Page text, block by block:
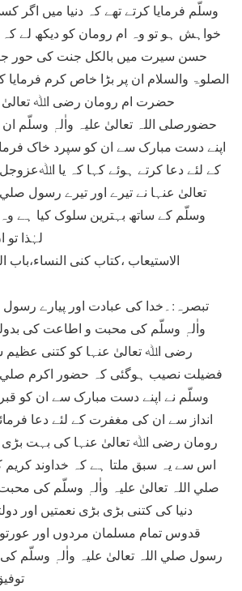
وسلّم فرمایا کرتے تھے کہ دنیا میں اگر
خواہش ہو تو وہ ام رومان کو دیکھ لے
حسن سیرت میں بالکل جنت کی حور
حضرت ام رومان رضی اﷲ تعالیٰ
حضورصلی اللہ تعالیٰ علیہ واٰلہٖ وسلّم ان
اپنے دست مبارک سے ان کو سپرد خاک
کے لئے دعا کرتے ہوئے کہا کہ یا
تعالیٰ عنہا نے تیرے اور تیرے رسول صلي
وسلّم کے ساتھ بہترین سلوک کیا ہے
لہٰذا
تبصرہ:۔خدا کی عبادت اور پیارے رسول
واٰلہٖ وسلّم کی محبت و اطاعت کی
رضی اﷲ تعالیٰ عنہا کو کتنی عظیم
فضیلت نصیب ہوگئی کہ حضور اکرم صلي
وسلّم نے اپنے دست مبارک سے ان کو قبر
انداز سے ان کی مغفرت کے لئے دعا
رومان رضی اﷲ تعالیٰ عنہا کی بہت
اس سے یہ سبق ملتا ہے کہ خداوند
صلي اللہ تعالیٰ علیہ واٰلہٖ وسلّم کی
دنیا کی کتنی بڑی بڑی نعمتیں اور
قدوس تمام مسلمان مردوں اور
رسول صلي اللہ تعالیٰ علیہ واٰلہٖ وسلّم